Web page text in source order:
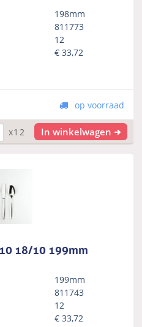
198mm
811773
12
€33,72
op voorraad
x12 In winkelwagen
18/10 199mm
199mm
811743
12
€33,72